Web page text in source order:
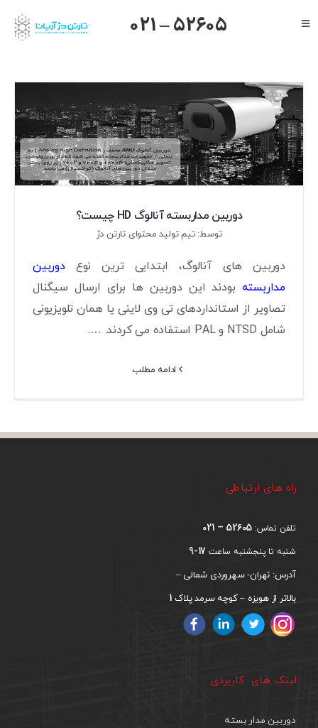
to
Toggle
گرنداستریم
یالینک
میکروتیک
هایک ویژن
021 – 52605
دوربین مداربسته آنالوگ HD چیست؟
توسط: تیم تولید محتوای تارتن دژ
دوربین های آنالوگ، ابتدایی ترین نوعدوربین
مداربسته بودند این دوربین ها برای ارسال سیگنال
تصاویر از استانداردهای تی وی لاینی یا همان تلویزیونی
شامل NTSD و PAL استفاده می کردند. ….
ادامه مطلب
راه های ارتباطی
تلفن تماس: 52605 – 021
شنبه تا پنجشنبه ساعت 17-9
آدرس: تهران- سهروردی شمالی –
بالاتر از هویزه – کوچه سرمد پلاک 1
لینک های کاربردی
دوربین مدار بسته